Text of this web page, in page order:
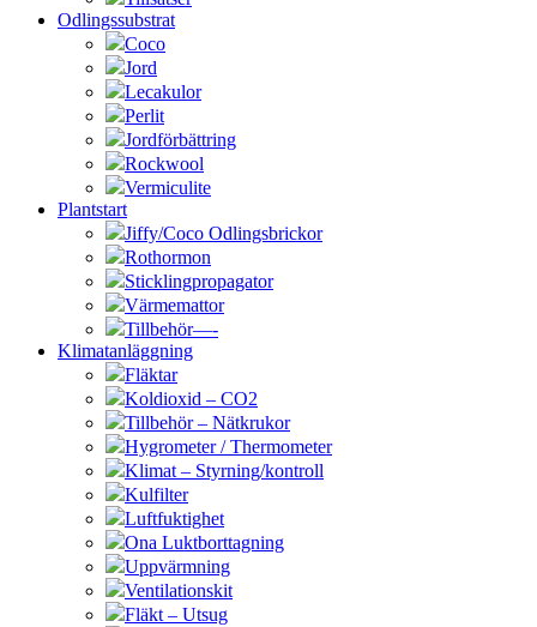
Odlingssubstrat
Coco
Jord
Lecakulor
Perlit
Jordförbättring
Rockwool
Vermiculite
Plantstart
Jiffy/Coco Odlingsbrickor
Rothormon
Sticklingpropagator
Värmemattor
Tillbehör—-
Klimatanläggning
Fläktar
Koldioxid – CO2
Tillbehör – Nätkrukor
Hygrometer / Thermometer
Klimat – Styrning/kontroll
Kulfilter
Luftfuktighet
Ona Luktborttagning
Uppvärmning
Ventilationskit
Fläkt – Utsug